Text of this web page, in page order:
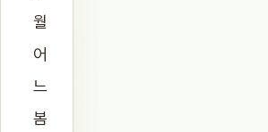
월
어
느
봄